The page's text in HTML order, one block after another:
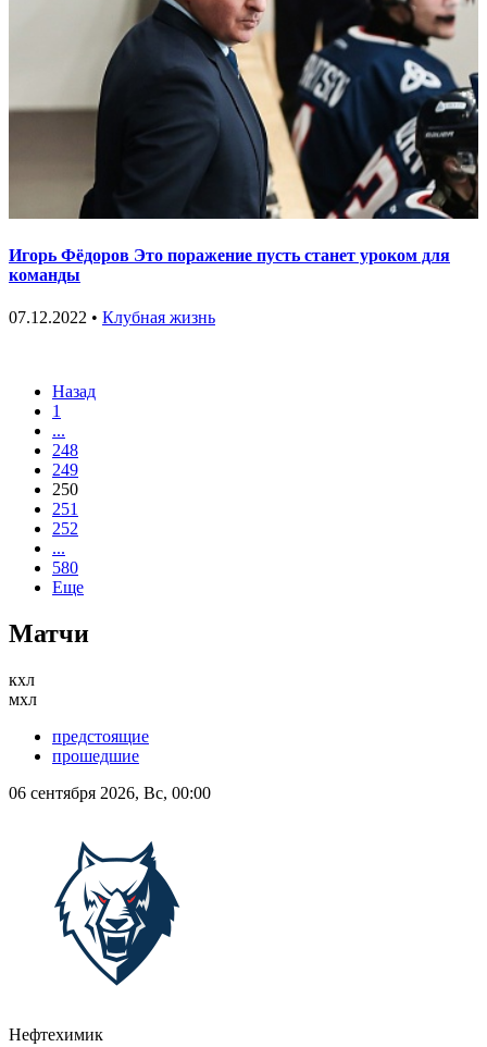
Игорь Фёдоров Это поражение пусть станет уроком для
команды
07.12.2022 • Клубная жизнь
Назад
1
...
248
249
250
251
252
...
580
Еще
Матчи
кхл
мхл
предстоящие
прошедшие
06 сентября 2026, Вс, 00:00
Нефтехимик